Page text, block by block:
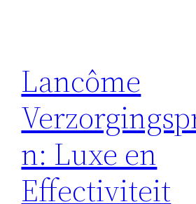
Lancôme
n: Luxe en
Effectiviteit